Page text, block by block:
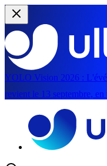
YOLO Vision 2026 :
revient le 13 septembre,